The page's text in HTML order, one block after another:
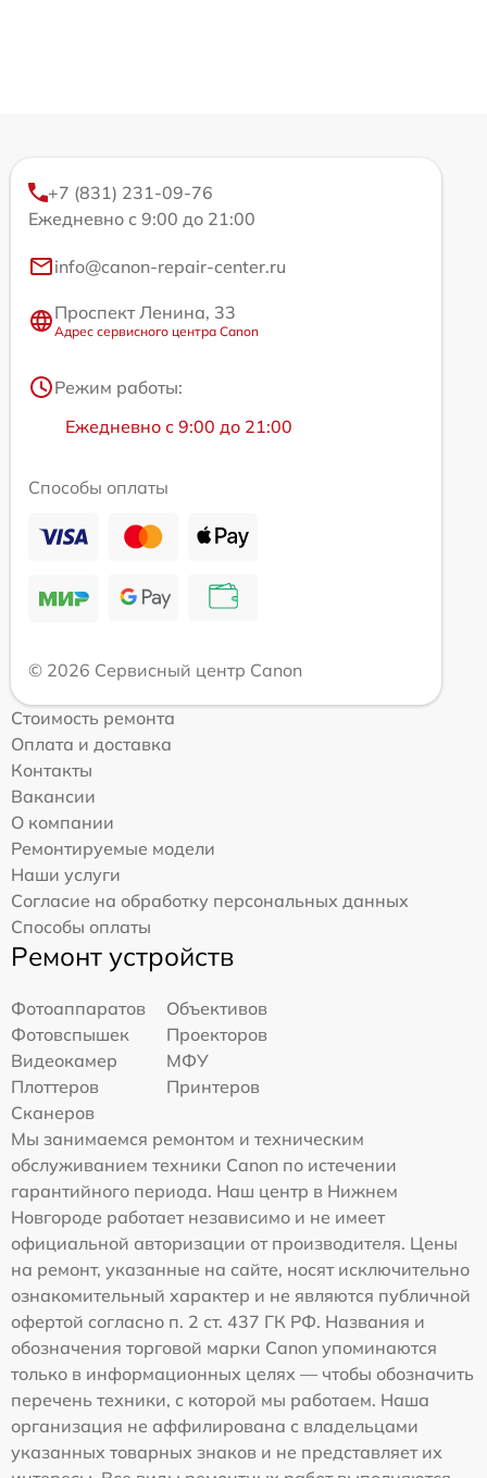
+7 (831) 231-09-76
Ежедневно с 9:00 до 21:00
info@canon-repair-center.ru
Проспект Ленина, 33
Адрес сервисного центра Canon
Режим работы:
Ежедневно с 9:00 до 21:00
Способы оплаты
© 2026 Сервисный центр Canon
Стоимость ремонта
Оплата и доставка
Контакты
Вакансии
О компании
Ремонтируемые модели
Наши услуги
Согласие на обработку персональных данных
Способы оплаты
Ремонт устройств
Фотоаппаратов
Объективов
Фотовспышек
Проекторов
Видеокамер
МФУ
Плоттеров
Принтеров
Сканеров
Мы занимаемся ремонтом и техническим
обслуживанием техники Canon по истечении
гарантийного периода. Наш центр в Нижнем
Новгороде работает независимо и не имеет
официальной авторизации от производителя. Цены
на ремонт, указанные на сайте, носят исключительно
ознакомительный характер и не являются публичной
офертой согласно п. 2 ст. 437 ГК РФ. Названия и
обозначения торговой марки Canon упоминаются
только в информационных целях — чтобы обозначить
перечень техники, с которой мы работаем. Наша
организация не аффилирована с владельцами
указанных товарных знаков и не представляет их